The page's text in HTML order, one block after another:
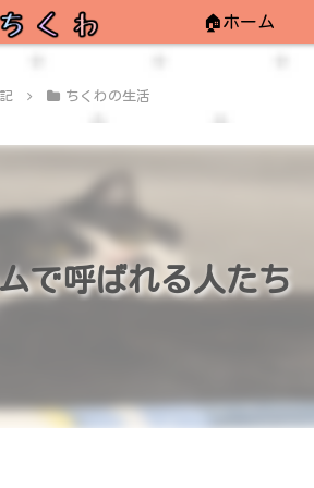
🏠ホーム
ちくわの生活
で呼ばれる人たち